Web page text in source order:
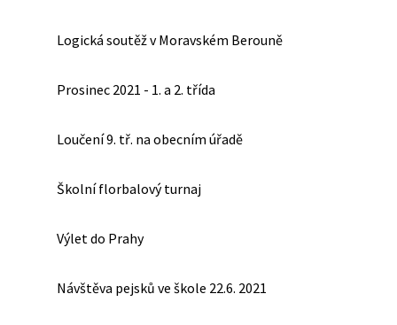
Logická soutěž v Moravském Berouně
Prosinec 2021 - 1. a 2. třída
Loučení 9. tř. na obecním úřadě
Školní florbalový turnaj
Výlet do Prahy
Návštěva pejsků ve škole 22.6. 2021